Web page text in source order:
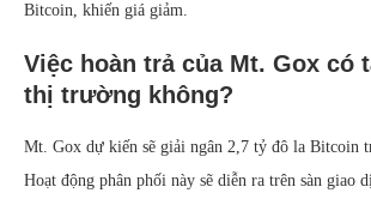
Bitcoin, khiến giá giảm.
Việc hoàn trả của Mt. Gox có
thị trường không?
Mt. Gox dự kiến sẽ giải ngân 2,7 tỷ đô la Bitcoin
Hoạt động phân phối này sẽ diễn ra trên sàn giao